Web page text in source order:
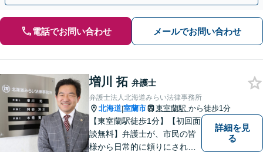
電話でお問い合わせ メールでお問い合わせ
増川 拓 弁護士
弁護士法人北海道みらい法律事務所
北海道|室蘭市 東室蘭駅 から徒歩1分
【東室蘭駅徒歩1分】【初回面
談無料】弁護士が、市民の皆
様から日常的に頼りにされる
詳細を見
る